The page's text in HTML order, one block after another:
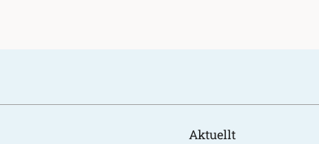
Aktuellt